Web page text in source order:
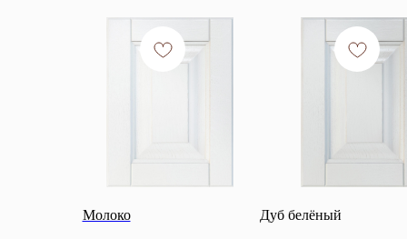
Молоко Дуб белёный